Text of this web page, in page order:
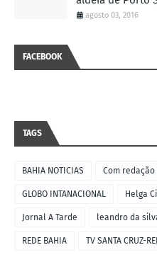
agosto 03, 2016
FACEBOOK
TAGS
BAHIA NOTICIAS Com redação
GLOBO INTANACIONAL Helga
Jornal A Tarde leandro da
REDE BAHIA TV SANTA CRUZ-